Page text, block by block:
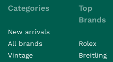
Categories
New arrivals
All brands
Vintage
Top
Brands
Rolex
Breitling